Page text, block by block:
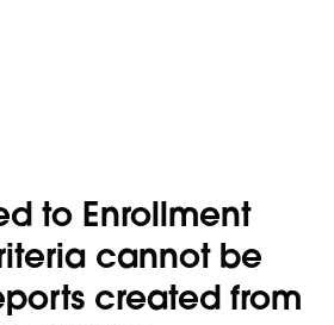
to Enrollment
cannot be
created from